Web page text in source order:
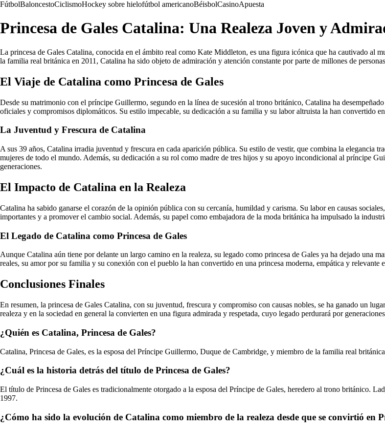
FútbolBaloncestoCiclismoHockey sobre hielofútbol americanoBéisbolCasinoApuesta
Princesa de Gales Catalina: Una Realeza Joven y
La princesa de Gales Catalina, conocida en el ámbito real como Kate Middleton, es una figura icónica que ha cautivado al
la familia real británica en 2011, Catalina ha sido objeto de admiración y atención constante por parte de millones de
El Viaje de Catalina como Princesa de Gales
Desde su matrimonio con el príncipe Guillermo, segundo en la línea de sucesión al trono británico, Catalina ha
oficiales y compromisos diplomáticos. Su estilo impecable, su dedicación a su familia y su labor altruista la han convertido
La Juventud y Frescura de Catalina
A sus 39 años, Catalina irradia juventud y frescura en cada aparición pública. Su estilo de vestir, que combina la elegancia
mujeres de todo el mundo. Además, su dedicación a su rol como madre de tres hijos y su apoyo incondicional al príncipe
generaciones.
El Impacto de Catalina en la Realeza
Catalina ha sabido ganarse el corazón de la opinión pública con su cercanía, humildad y carisma. Su labor en causas
importantes y a promover el cambio social. Además, su papel como embajadora de la moda británica ha impulsado la
El Legado de Catalina como Princesa de Gales
Aunque Catalina aún tiene por delante un largo camino en la realeza, su legado como princesa de Gales ya ha dejado una
reales, su amor por su familia y su conexión con el pueblo la han convertido en una princesa moderna, empática y relevante
Conclusiones Finales
En resumen, la princesa de Gales Catalina, con su juventud, frescura y compromiso con causas nobles, se ha ganado un
realeza y en la sociedad en general la convierten en una figura admirada y respetada, cuyo legado perdurará por
¿Quién es Catalina, Princesa de Gales?
Catalina, Princesa de Gales, es la esposa del Príncipe Guillermo, Duque de Cambridge, y miembro de la familia real
¿Cuál es la historia detrás del título de Princesa de Gales?
El título de Princesa de Gales es tradicionalmente otorgado a la esposa del Príncipe de Gales, heredero al trono británico.
1997.
¿Cómo ha sido la evolución de Catalina como miembro de la realeza desde que se convirtió en